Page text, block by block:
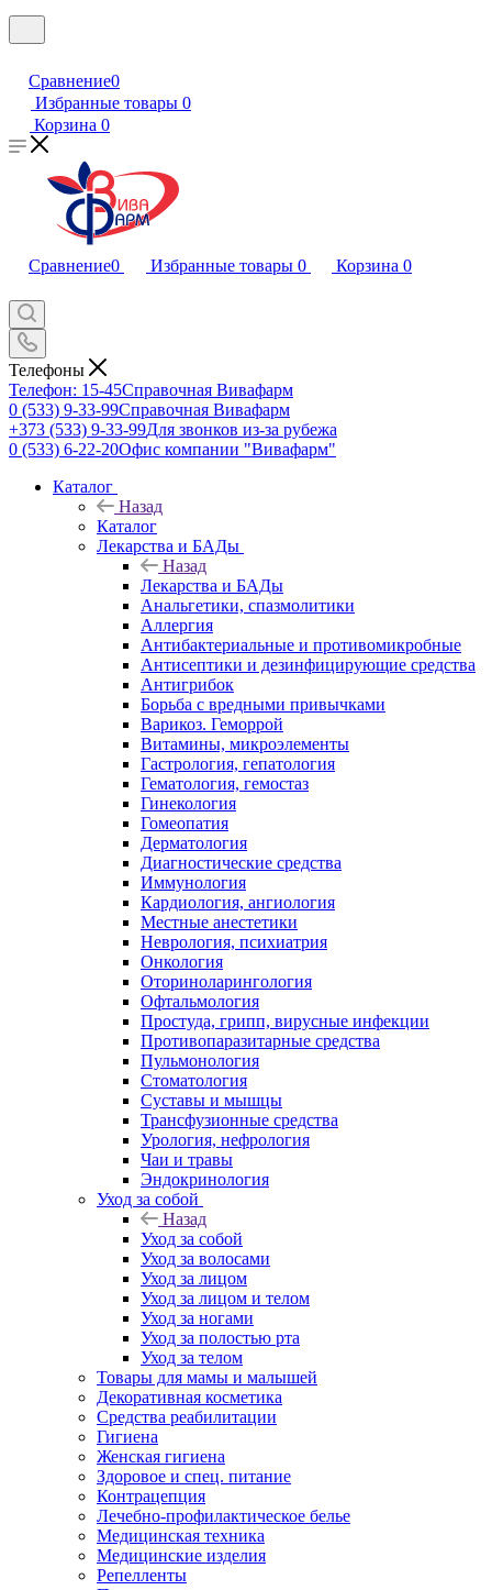
Сравнение0
Избранные товары 0
Корзина 0
Сравнение0 Избранные товары 0 Корзина 0
Телефоны
Телефон: 15-45Справочная Вивафарм
0 (533) 9-33-99Справочная Вивафарм
+373 (533) 9-33-99Для звонков из-за рубежа
0 (533) 6-22-20Офис компании "Вивафарм"
Каталог
Назад
Каталог
Лекарства и БАДы
Назад
Лекарства и БАДы
Анальгетики, спазмолитики
Аллергия
Антибактериальные и противомикробные
Антисептики и дезинфицирующие средства
Антигрибок
Борьба с вредными привычками
Варикоз. Геморрой
Витамины, микроэлементы
Гастрология, гепатология
Гематология, гемостаз
Гинекология
Гомеопатия
Дерматология
Диагностические средства
Иммунология
Кардиология, ангиология
Местные анестетики
Неврология, психиатрия
Онкология
Оториноларингология
Офтальмология
Простуда, грипп, вирусные инфекции
Противопаразитарные средства
Пульмонология
Стоматология
Суставы и мышцы
Трансфузионные средства
Урология, нефрология
Чаи и травы
Эндокринология
Уход за собой
Назад
Уход за собой
Уход за волосами
Уход за лицом
Уход за лицом и телом
Уход за ногами
Уход за полостью рта
Уход за телом
Товары для мамы и малышей
Декоративная косметика
Средства реабилитации
Гигиена
Женская гигиена
Здоровое и спец. питание
Контрацепция
Лечебно-профилактическое белье
Медицинская техника
Медицинские изделия
Репелленты